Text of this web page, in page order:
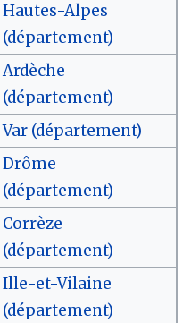
Hautes-Alpes
(département)
Ardèche
(département)
Var (département)
Drôme
(département)
Corrèze
(département)
Ille-et-Vilaine
(département)